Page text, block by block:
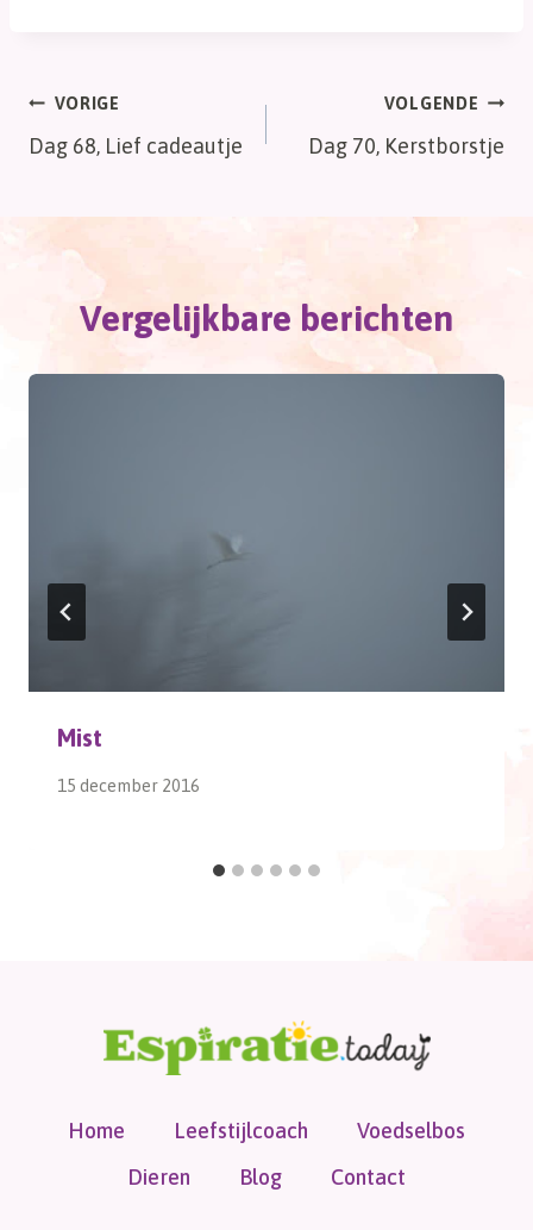
Bericht
navigatie
VORIGE
Dag 68, Lief cadeautje
VOLGENDE
Dag 70, Kerstborstje
Vergelijkbare berichten
Mist
15 december 2016
Home Leefstijlcoach
Voedselbos
Dieren
Blog Contact